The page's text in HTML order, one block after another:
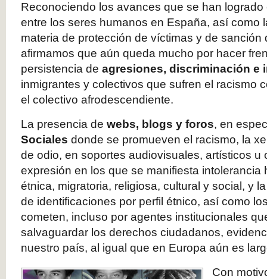
Reconociendo los avances que se han
entre los seres humanos en España, así como
materia de protección de víctimas y de sanción
afirmamos que aún queda mucho por hacer
persistencia de agresiones, discriminación e
inmigrantes y colectivos que sufren el racismo
el colectivo afrodescendiente.
La presencia de webs, blogs y foros, en
Sociales donde se promueven el racismo, la
de odio, en soportes audiovisuales, artísticos u
expresión en los que se manifiesta intolerancia
étnica, migratoria, religiosa, cultural y social, y
de identificaciones por perfil étnico, así como
cometen, incluso por agentes institucionales
salvaguardar los derechos ciudadanos,
nuestro país, al igual que en Europa aún es
Con